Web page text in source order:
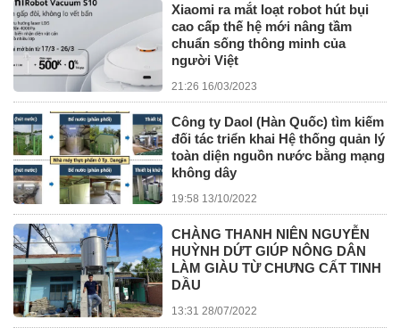
Xiaomi ra mắt loạt robot hút bụi
cao cấp thế hệ mới nâng tầm
chuẩn sống thông minh của
người Việt
21:26 16/03/2023
Công ty Daol (Hàn Quốc) tìm kiếm
đối tác triển khai Hệ thống quản lý
toàn diện nguồn nước bằng mạng
không dây
19:58 13/10/2022
CHÀNG THANH NIÊN NGUYỄN
HUỲNH DỨT GIÚP NÔNG DÂN
LÀM GIÀU TỪ CHƯNG CẤT TINH
DẦU
13:31 28/07/2022